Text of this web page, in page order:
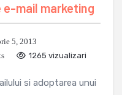
mail marketing
5, 2013
1265 vizualizari
si adoptarea unui